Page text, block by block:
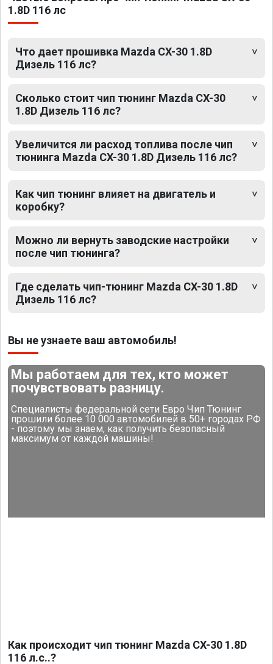
1.8D 116 лс
Что дает прошивка Mazda CX-30 1.8D
Дизель 116 лс?
Сколько стоит чип тюнинг Mazda CX-30
1.8D Дизель 116 лс?
Увеличится ли расход топлива после чип
тюнинга Mazda CX-30 1.8D Дизель 116 лс?
Как чип тюнинг влияет на двигатель и
коробку?
Можно ли вернуть заводские настройки
после чип тюнинга?
Где сделать чип-тюнинг Mazda CX-30 1.8D
Дизель 116 лс?
Вы не узнаете ваш автомобиль!
Мы работаем для тех, кто может
почувствовать разницу.
Специалисты федеральной сети Евро Чип Тюнинг
прошили более 10 000 автомобилей в 50+ городах РФ
- поэтому мы знаем, как получить безопасный
максимум от каждой машины!
Как происходит чип тюнинг Mazda CX-30 1.8D
116 л.с..?